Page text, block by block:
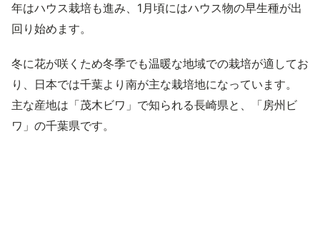
年はハウス栽培も進み、1月頃にはハウス物の早生種が出
回り始めます。
冬に花が咲くため冬季でも温暖な地域での栽培が適してお
り、日本では千葉より南が主な栽培地になっています。
主な産地は「茂木ビワ」で知られる長崎県と、「房州ビ
ワ」の千葉県です。